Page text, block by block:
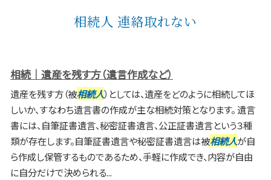
相続人 連絡取れない
相続｜遺産を残す方（遺言作成など）
遺産を残す方（被相続人）としては、遺産をどのように相続してほ
しいか、すなわち遺言書の作成が主な相続対策となります。 遺言
書には、自筆証書遺言、秘密証書遺言、公正証書遺言という３種
類が存在します。自筆証書遺言や秘密証書遺言は被相続人が自
ら作成し保管するものであるため、手軽に作成でき、内容が自由
に自分だけで決められる...